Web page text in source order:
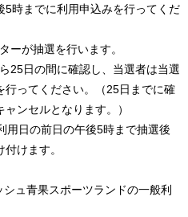
時までに利用申込みを行ってくだ
ーが抽選を行います。
25日の間に確認し、当選者は当選
行ってください。（25日までに確
ンセルとなります。）
用日の前日の午後5時まで抽選後
けます。
ュ青果スポーツランドの一般利